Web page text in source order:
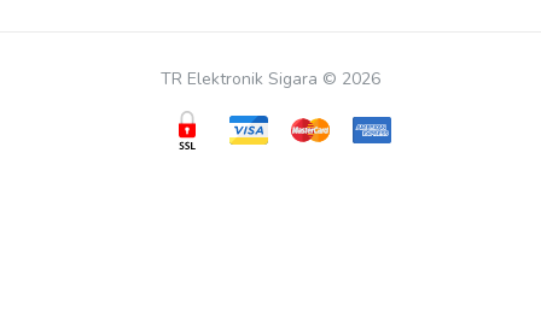
TR Elektronik Sigara © 2026